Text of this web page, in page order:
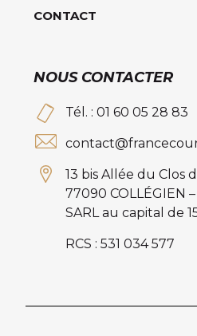
CONTACT
NOUS CONTACTER
Tél. : 01 60 05 28 83
13 bis Allée du Clos
77090 COLLÉGIEN
SARL au capital de
RCS : 531 034 577